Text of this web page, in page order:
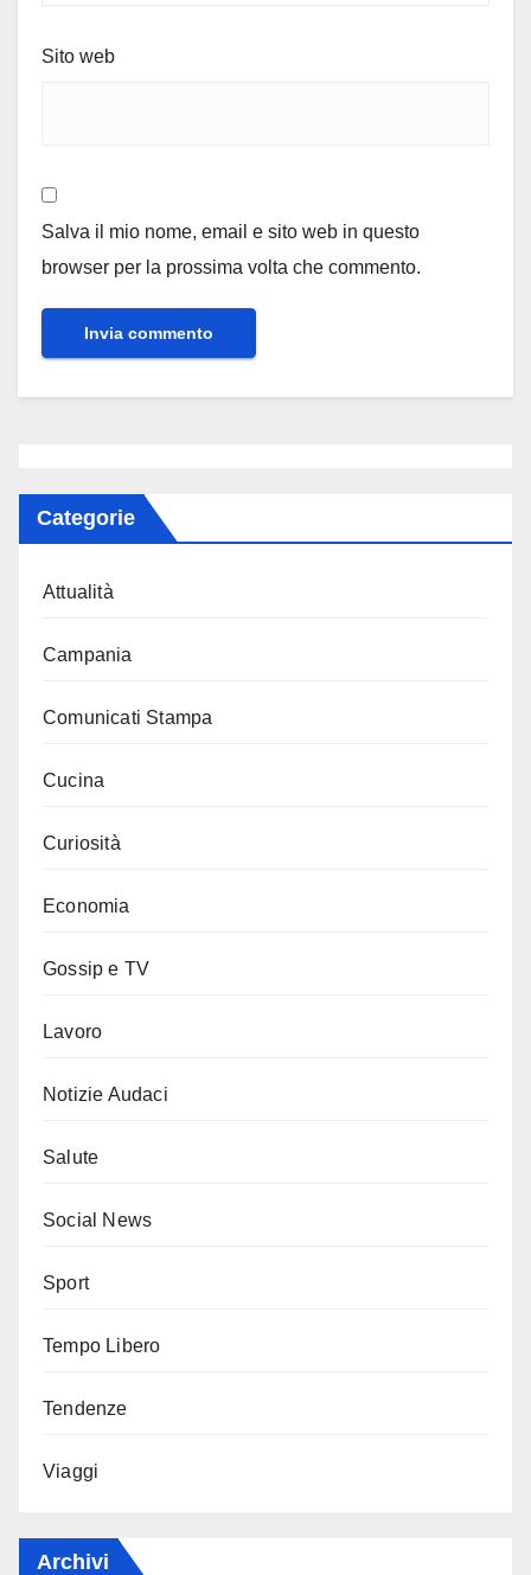
Sito web
Salva il mio nome, email e sito web in questo
browser per la prossima volta che commento.
Categorie
Attualità
Campania
Comunicati Stampa
Cucina
Curiosità
Economia
Gossip e TV
Lavoro
Notizie Audaci
Salute
Social News
Sport
Tempo Libero
Tendenze
Viaggi
Archivi